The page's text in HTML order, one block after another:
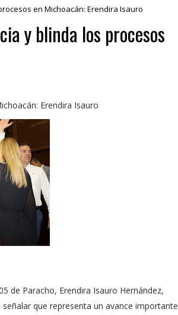
en Michoacán: Erendira Isauro
y blinda los procesos
Erendira Isauro
de Paracho, Erendira Isauro Hernández,
que representa un avance importante